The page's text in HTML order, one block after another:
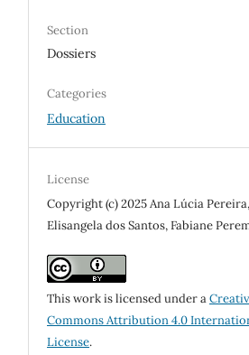
Section
Dossiers
Categories
Education
License
Copyright (c) 2025 Ana Lúcia Pereira,
Elisangela dos Santos, Fabiane
This work is licensed under a
Commons Attribution 4.0
License.